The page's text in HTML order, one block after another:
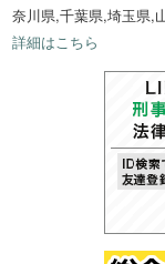
奈川県,千葉県,埼玉県,
詳細はこちら